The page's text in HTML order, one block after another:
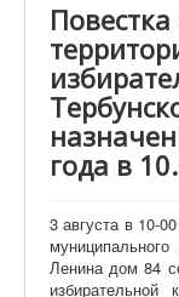
года в
3 августа в 10-
Ленина дом 84
избирательной